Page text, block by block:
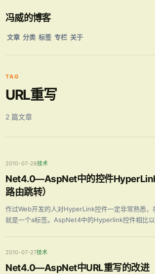
冯威的博客
文章 分类 标签 专栏 关于
TAG
URL重写
2 篇文章
2010-07-28技术
Net4.0—AspNet中的控件
路由跳转）
作过Web开发的人对HyperLink控件一定非常熟悉，
就是一个a标签。AspNet4中的Hyperlink控件相比
2010-07-27技术
Net4.0—AspNet中URL重写的改进